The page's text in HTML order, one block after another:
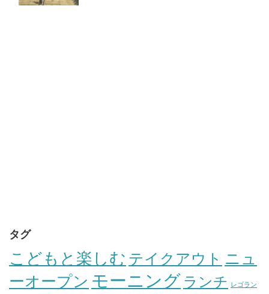
タグ
こどもと楽しむ テイクアウト ニュ
ーオープン モーニング ランチ レゴラン